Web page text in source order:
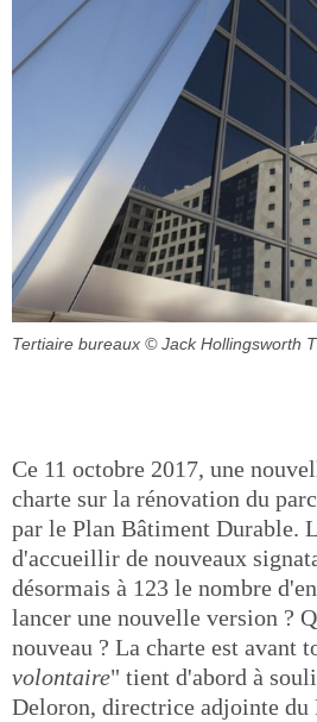
Tertiaire bureaux © Jack Hollingsworth
Ce 11 octobre 2017, une
charte sur la rénovation du
par le Plan Bâtiment Durable.
d'accueillir de nouveaux
désormais à 123 le nombre
lancer une nouvelle version ?
nouveau ? La charte est avant
volontaire" tient d'abord à
Deloron, directrice adjointe du